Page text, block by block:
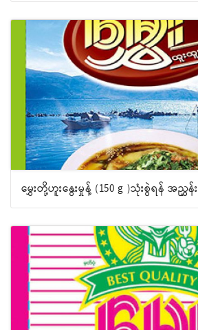
မွှေးတို့ဟူးနွေးမှုန့် (150 g )သုံးစွဲရန် အညွှန်း